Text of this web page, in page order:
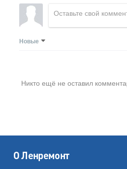
Новые
Никто ещё не оставил
О Ленремонт